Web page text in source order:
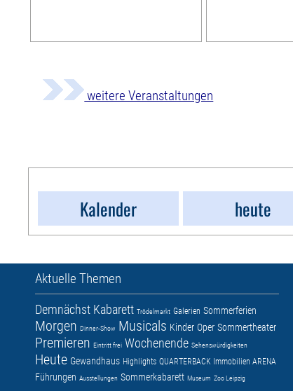
weitere Veranstaltungen
Kalender
heute
Aktuelle Themen
Demnächst Kabarett Trödelmarkt Galerien Sommerferien
Morgen Dinner-Show Musicals Kinder Oper Sommertheater
Premieren Eintritt frei Wochenende Sehenswürdigkeiten
Heute Gewandhaus Highlights QUARTERBACK Immobilien ARENA
Führungen Ausstellungen Sommerkabarett Museum Zoo Leipzig